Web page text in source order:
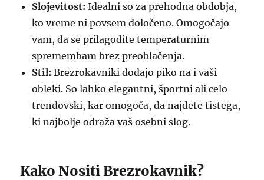
Slojevitost: Idealni so za prehodna obdobja,
ko vreme ni povsem določeno. Omogočajo
vam, da se prilagodite temperaturnim
spremembam brez preoblačenja.
Stil: Brezrokavniki dodajo piko na i vaši
obleki. So lahko elegantni, športni ali celo
trendovski, kar omogoča, da najdete tistega,
ki najbolje odraža vaš osebni slog.
Kako Nositi Brezrokavnik?